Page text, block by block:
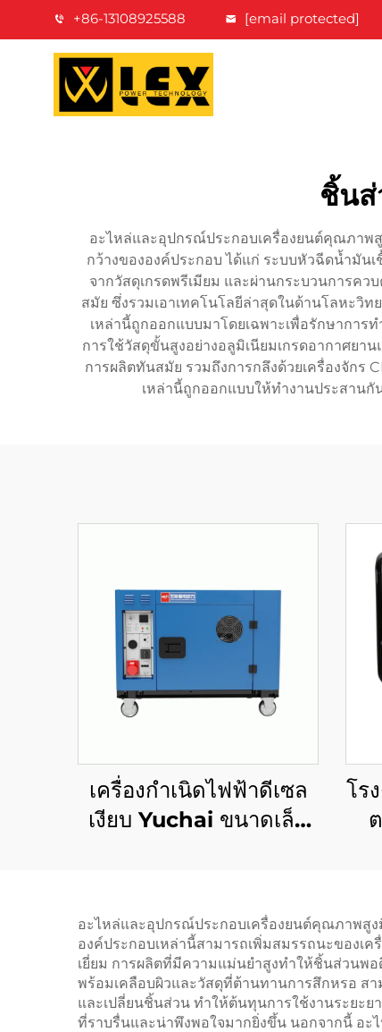
+86-13108925588 [email protected]
ชิ้นส่
อะไหล่และอุปกรณ์ประกอบเครื่องยนต์คุณภา
กว้างขององค์ประกอบ ได้แก่ ระบบหัวฉีดน้ำมัน
จากวัสดุเกรดพรีเมียม และผ่านกระบวนการค
สมัย ซึ่งรวมเอาเทคโนโลยีล่าสุดในด้านโลหะวิ
เหล่านี้ถูกออกแบบมาโดยเฉพาะเพื่อรักษาการ
การใช้วัสดุขั้นสูงอย่างอลูมิเนียมเกรดอากาศย
การผลิตทันสมัย รวมถึงการกลึงด้วยเครื่องจัก
เหล่านี้ถูกออกแบบให้ทำงานประสาน
เครื่องกำเนิดไฟฟ้าดีเซล
เงียบ Yuchai ขนาดเล็ก
โร
อะไหล่และอุปกรณ์ประกอบเครื่องยนต์คุณภาพสู
องค์ประกอบเหล่านี้สามารถเพิ่มสมรรถนะของเ
เยี่ยม การผลิตที่มีความแม่นยำสูงทำให้ชิ้นส่วนพ
พร้อมเคลือบผิวและวัสดุที่ต้านทานการสึกหรอ
และเปลี่ยนชิ้นส่วน ทำให้ต้นทุนการใช้งานระยะ
ที่ราบรื่นและน่าพึงพอใจมากยิ่งขึ้น นอกจากนี้ อะ